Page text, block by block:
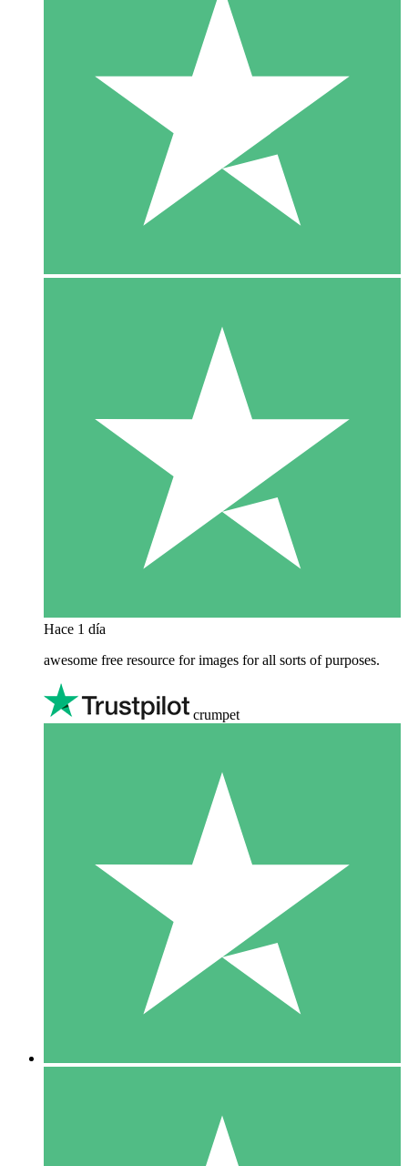
Hace 1 día
awesome free resource for images for all sorts of purposes.
crumpet